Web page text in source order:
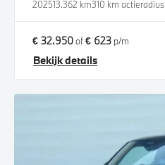
202513.362 km310 km actieradius
€ 32.950of€ 623 p/m
Bekijk details